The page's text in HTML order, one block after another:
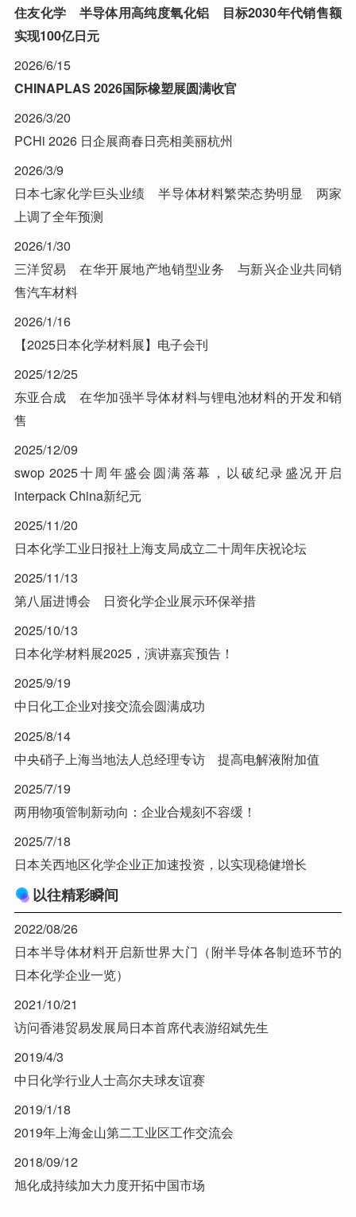
住友化学 半导体用高纯度氧化铝 目标2030年代销售额
实现100亿日元
2026/6/15
CHINAPLAS 2026国际橡塑展圆满收官
2026/3/20
PCHi 2026 日企展商春日亮相美丽杭州
2026/3/9
日本七家化学巨头业绩 半导体材料繁荣态势明显 两家
上调了全年预测
2026/1/30
三洋贸易 在华开展地产地销型业务 与新兴企业共同销
售汽车材料
2026/1/16
【2025日本化学材料展】电子会刊
2025/12/25
东亚合成 在华加强半导体材料与锂电池材料的开发和销
售
2025/12/09
swop 2025十周年盛会圆满落幕，以破纪录盛况开启
interpack China新纪元
2025/11/20
日本化学工业日报社上海支局成立二十周年庆祝论坛
2025/11/13
第八届进博会 日资化学企业展示环保举措
2025/10/13
日本化学材料展2025，演讲嘉宾预告！
2025/9/19
中日化工企业对接交流会圆满成功
2025/8/14
中央硝子上海当地法人总经理专访 提高电解液附加值
2025/7/19
两用物项管制新动向：企业合规刻不容缓！
2025/7/18
日本关西地区化学企业正加速投资，以实现稳健增长
以往精彩瞬间
2022/08/26
日本半导体材料开启新世界大门（附半导体各制造环节的
日本化学企业一览）
2021/10/21
访问香港贸易发展局日本首席代表游绍斌先生
2019/4/3
中日化学行业人士高尔夫球友谊赛
2019/1/18
2019年上海金山第二工业区工作交流会
2018/09/12
旭化成持续加大力度开拓中国市场